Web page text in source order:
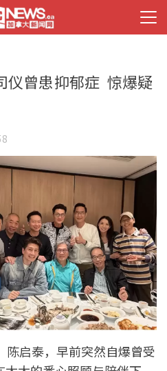
仪曾患抑郁症 惊爆疑
启泰，早前突然自爆曾受